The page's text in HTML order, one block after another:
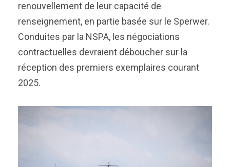
renouvellement de leur capacité de
renseignement, en partie basée sur le Sperwer.
Conduites par la NSPA, les négociations
contractuelles devraient déboucher sur la
réception des premiers exemplaires courant
2025.